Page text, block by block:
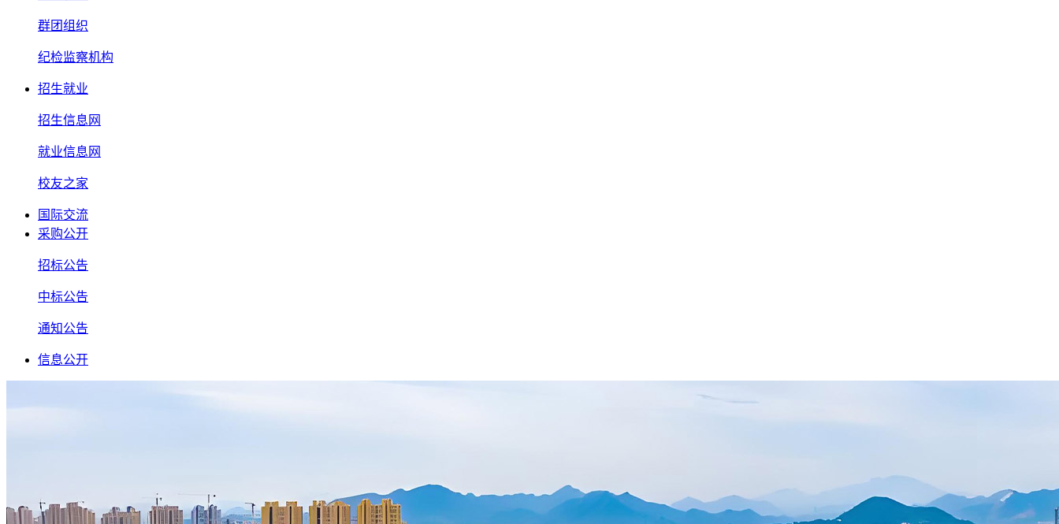
群团组织
纪检监察机构
招生就业
招生信息网
就业信息网
校友之家
国际交流
采购公开
招标公告
中标公告
通知公告
信息公开